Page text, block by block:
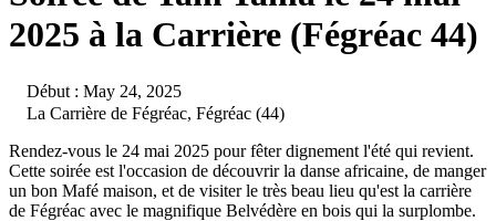
2025 à la Carrière (Fégréac 44)
Début : May 24, 2025
La Carrière de Fégréac, Fégréac (44)
Rendez-vous le 24 mai 2025 pour fêter dignement l'été qui revient.
Cette soirée est l'occasion de découvrir la danse africaine, de manger
un bon Mafé maison, et de visiter le très beau lieu qu'est la carrière
de Fégréac avec le magnifique Belvédère en bois qui la surplombe.